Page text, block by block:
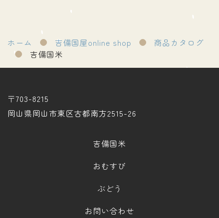
ホーム 吉備国屋online shop
商品カタログ
吉備国米
〒703-8215
岡山県岡山市東区古都南方2515-26
吉備国米
おむすび
ぶどう
お問い合わせ